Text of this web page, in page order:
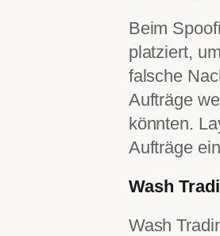
Beim
platziert,
falsche
Aufträge
könnten.
Aufträge
Wash
Wash